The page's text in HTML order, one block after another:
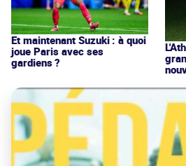
Et maintenant Suzuki : à quoi
joue Paris avec ses
gardiens ?